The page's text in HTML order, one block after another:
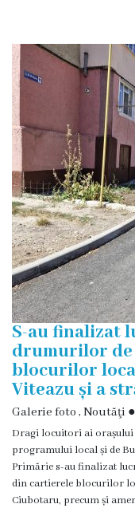
Potenţialul
turistic
Profilul
demografic
Cetăţeni
de
onoare
Oraşe
infrăţite
Galerie
foto
Servicii
Eliberarea
S-au finalizat
drumurilor de
blocurilor
Viteazu și a
Galerie foto , Noutăţi ●
Dragi locuitori ai
programului local și de
Primărie s-au finalizat
din cartierele blocurilor
Ciubotaru, precum și